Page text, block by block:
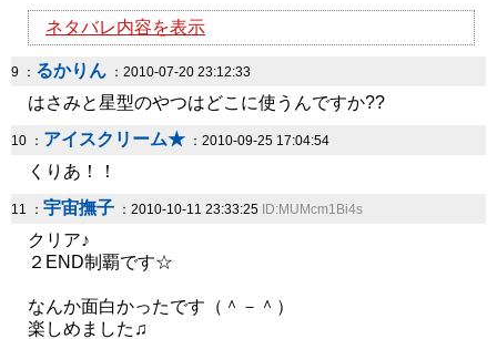
ネタバレ内容を表示
9 ： るかりん ：2010-07-20 23:12:33
はさみと星型のやつはどこに使うんですか??
10 ： アイスクリーム★ ：2010-09-25 17:04:54
くりあ！！
11 ： 宇宙撫子 ：2010-10-11 23:33:25 ID:MUMcm1Bi4s
クリア♪
２END制覇です☆
なんか面白かったです（＾－＾）
楽しめました♫